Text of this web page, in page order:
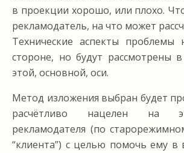
в проекции хорошо, или плохо.
рекламодатель, на что может
Технические аспекты проблемы
стороне, но будут рассмотрены
этой, основной, оси.
Метод изложения выбран будет
расчётливо нацелен на
рекламодателя (по
“клиента”) с целью помочь ему в